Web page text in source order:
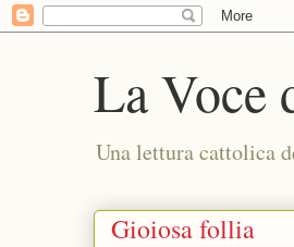
La Voce
Una lettura cattolica
Gioiosa follia